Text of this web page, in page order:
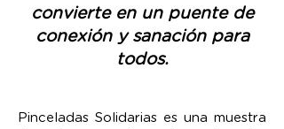
convierte en un puente de
conexión y sanación para
todos.
Pinceladas Solidarias es una muestra